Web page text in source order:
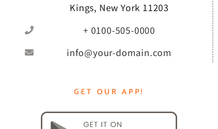
Kings, New York 11203
+ 0100-505-0000
info@your-domain.com
GET OUR APP!